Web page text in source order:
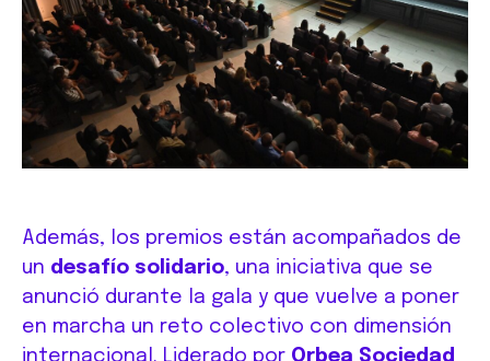
Además, los premios están acompañados de
un desafío solidario, una iniciativa que se
anunció durante la gala y que vuelve a poner
en marcha un reto colectivo con dimensión
internacional. Liderado por Orbea Sociedad